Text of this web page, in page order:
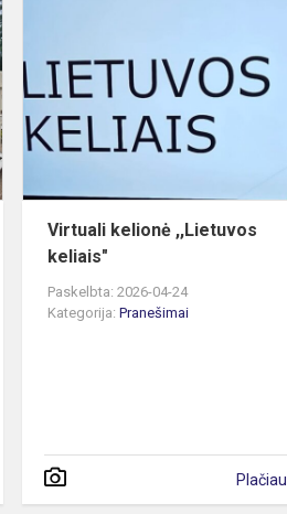
Vienuolių
kapų
tvarkymas
Virtuali kelionė ,,Lietuvos
keliais"
Paskelbta: 2026-04-24
Kategorija:Pranešimai
Plačiau